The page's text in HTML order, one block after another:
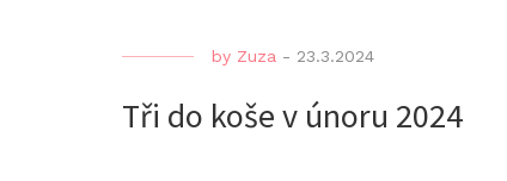
by Zuza - 23.3.2024
Tři do koše v únoru 2024